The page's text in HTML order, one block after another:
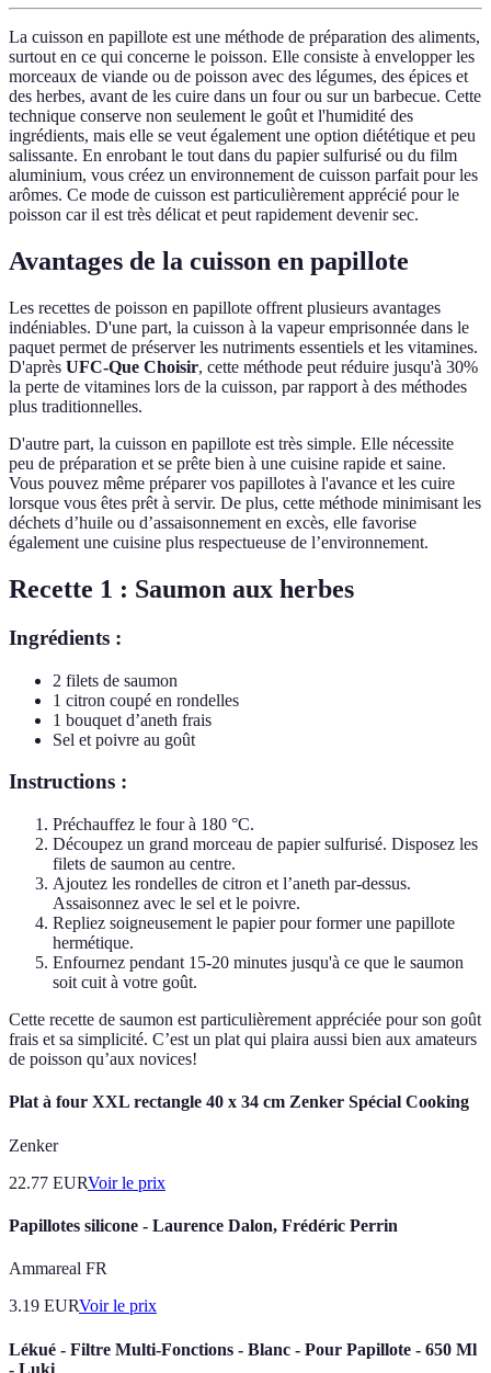
La cuisson en papillote est une méthode de préparation des aliments,
surtout en ce qui concerne le poisson. Elle consiste à envelopper les
morceaux de viande ou de poisson avec des légumes, des épices et
des herbes, avant de les cuire dans un four ou sur un barbecue. Cette
technique conserve non seulement le goût et l'humidité des
ingrédients, mais elle se veut également une option diététique et peu
salissante. En enrobant le tout dans du papier sulfurisé ou du film
aluminium, vous créez un environnement de cuisson parfait pour les
arômes. Ce mode de cuisson est particulièrement apprécié pour le
poisson car il est très délicat et peut rapidement devenir sec.
Avantages de la cuisson en papillote
Les recettes de poisson en papillote offrent plusieurs avantages
indéniables. D'une part, la cuisson à la vapeur emprisonnée dans le
paquet permet de préserver les nutriments essentiels et les vitamines.
D'après UFC-Que Choisir, cette méthode peut réduire jusqu'à 30%
la perte de vitamines lors de la cuisson, par rapport à des méthodes
plus traditionnelles.
D'autre part, la cuisson en papillote est très simple. Elle nécessite
peu de préparation et se prête bien à une cuisine rapide et saine.
Vous pouvez même préparer vos papillotes à l'avance et les cuire
lorsque vous êtes prêt à servir. De plus, cette méthode minimisant les
déchets d’huile ou d’assaisonnement en excès, elle favorise
également une cuisine plus respectueuse de l’environnement.
Recette 1 : Saumon aux herbes
Ingrédients :
2 filets de saumon
1 citron coupé en rondelles
1 bouquet d’aneth frais
Sel et poivre au goût
Instructions :
Préchauffez le four à 180 °C.
Découpez un grand morceau de papier sulfurisé. Disposez les
filets de saumon au centre.
Ajoutez les rondelles de citron et l’aneth par-dessus.
Assaisonnez avec le sel et le poivre.
Repliez soigneusement le papier pour former une papillote
hermétique.
Enfournez pendant 15-20 minutes jusqu'à ce que le saumon
soit cuit à votre goût.
Cette recette de saumon est particulièrement appréciée pour son goût
frais et sa simplicité. C’est un plat qui plaira aussi bien aux amateurs
de poisson qu’aux novices!
Plat à four XXL rectangle 40 x 34 cm Zenker Spécial Cooking
Zenker
22.77 EURVoir le prix
Papillotes silicone - Laurence Dalon, Frédéric Perrin
Ammareal FR
3.19 EURVoir le prix
Lékué - Filtre Multi-Fonctions - Blanc - Pour Papillote - 650 Ml
- Luki